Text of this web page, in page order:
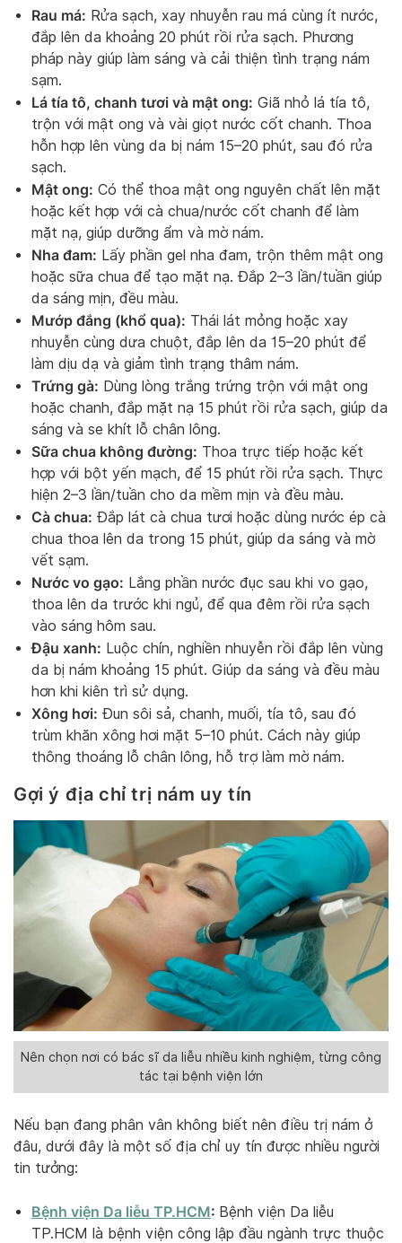
Rau má: Rửa sạch, xay nhuyễn rau má cùng ít nước,
đắp lên da khoảng 20 phút rồi rửa sạch. Phương
pháp này giúp làm sáng và cải thiện tình trạng nám
sạm.
Lá tía tô, chanh tươi và mật ong: Giã nhỏ lá tía tô,
trộn với mật ong và vài giọt nước cốt chanh. Thoa
hỗn hợp lên vùng da bị nám 15–20 phút, sau đó rửa
sạch.
Mật ong: Có thể thoa mật ong nguyên chất lên mặt
hoặc kết hợp với cà chua/nước cốt chanh để làm
mặt nạ, giúp dưỡng ẩm và mờ nám.
Nha đam: Lấy phần gel nha đam, trộn thêm mật ong
hoặc sữa chua để tạo mặt nạ. Đắp 2–3 lần/tuần giúp
da sáng mịn, đều màu.
Mướp đắng (khổ qua): Thái lát mỏng hoặc xay
nhuyễn cùng dưa chuột, đắp lên da 15–20 phút để
làm dịu dạ và giảm tình trạng thâm nám.
Trứng gà: Dùng lòng trắng trứng trộn với mật ong
hoặc chanh, đắp mặt nạ 15 phút rồi rửa sạch, giúp da
sáng và se khít lỗ chân lông.
Sữa chua không đường: Thoa trực tiếp hoặc kết
hợp với bột yến mạch, để 15 phút rồi rửa sạch. Thực
hiện 2–3 lần/tuần cho da mềm mịn và đều màu.
Cà chua: Đắp lát cà chua tươi hoặc dùng nước ép cà
chua thoa lên da trong 15 phút, giúp da sáng và mờ
vết sạm.
Nước vo gạo: Lắng phần nước đục sau khi vo gạo,
thoa lên da trước khi ngủ, để qua đêm rồi rửa sạch
vào sáng hôm sau.
Đậu xanh: Luộc chín, nghiền nhuyễn rồi đắp lên vùng
da bị nám khoảng 15 phút. Giúp da sáng và đều màu
hơn khi kiên trì sử dụng.
Xông hơi: Đun sôi sả, chanh, muối, tía tô, sau đó
trùm khăn xông hơi mặt 5–10 phút. Cách này giúp
thông thoáng lỗ chân lông, hỗ trợ làm mờ nám.
Gợi ý địa chỉ trị nám uy tín
Nên chọn nơi có bác sĩ da liễu nhiều kinh nghiệm, từng công
tác tại bệnh viện lớn
Nếu bạn đang phân vân không biết nên điều trị nám ở
đâu, dưới đây là một số địa chỉ uy tín được nhiều người
tin tưởng:
Bệnh viện Da liễu TP.HCM: Bệnh viện Da liễu
TP.HCM là bệnh viện công lập đầu ngành trực thuộc